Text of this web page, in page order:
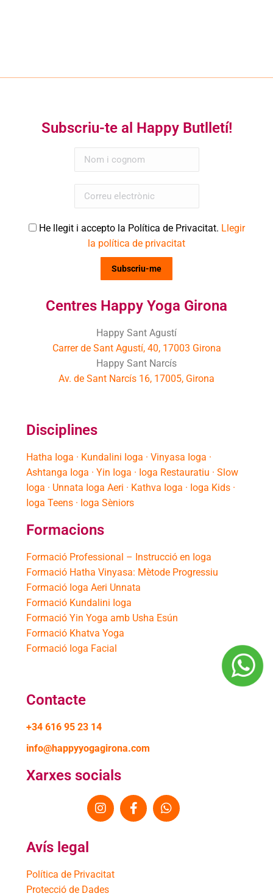
Subscriu-te al Happy Butlletí!
He llegit i accepto la Política de Privacitat. Llegir
la política de privacitat
Centres Happy Yoga Girona
Happy Sant Agustí
Carrer de Sant Agustí, 40, 17003 Girona
Happy Sant Narcís
Av. de Sant Narcís 16, 17005, Girona
Disciplines
Hatha Ioga · Kundalini Ioga · Vinyasa Ioga ·
Ashtanga Ioga · Yin Ioga · Ioga Restauratiu · Slow
Ioga · Unnata Ioga Aeri · Kathva Ioga · Ioga Kids ·
Ioga Teens · Ioga Sèniors
Formacions
Formació Professional – Instrucció en Ioga
Formació Hatha Vinyasa: Mètode Progressiu
Formació Ioga Aeri Unnata
Formació Kundalini Ioga
Formació Yin Yoga amb Usha Esún
Formació Khatva Yoga
Formació Ioga Facial
Contacte
+34 616 95 23 14
info@happyyogagirona.com
Xarxes socials
Avís legal
Política de Privacitat
Protecció de Dades